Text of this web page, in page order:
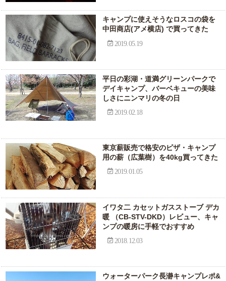
キャンプに使えそうなロスコの袋を
中田商店(アメ横店) で買ってきた
2019.05.19
平日の彩湖・道満グリーンパークで
デイキャンプ、バーベキューの美味
しさにニンマリの冬の日
2019.02.18
東京薪販売で格安のピザ・キャンプ
用の薪（広葉樹）を40kg買ってきた
2019.01.05
イワタ二 カセットガスストーブ デカ
暖 （CB-STV-DKD）レビュー、キャ
ンプの暖房に手軽でおすすめ
2018.12.03
ウォーターパーク長瀞キャンプレポ&